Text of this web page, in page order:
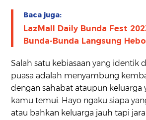
Baca juga:
LazMall Daily Bunda Fest
Bunda-Bunda Langsung
Salah satu kebiasaan yang identik
puasa adalah menyambung
dengan sahabat ataupun keluarga
kamu temui. Hayo ngaku siapa
atau bahkan keluarga jauh tapi